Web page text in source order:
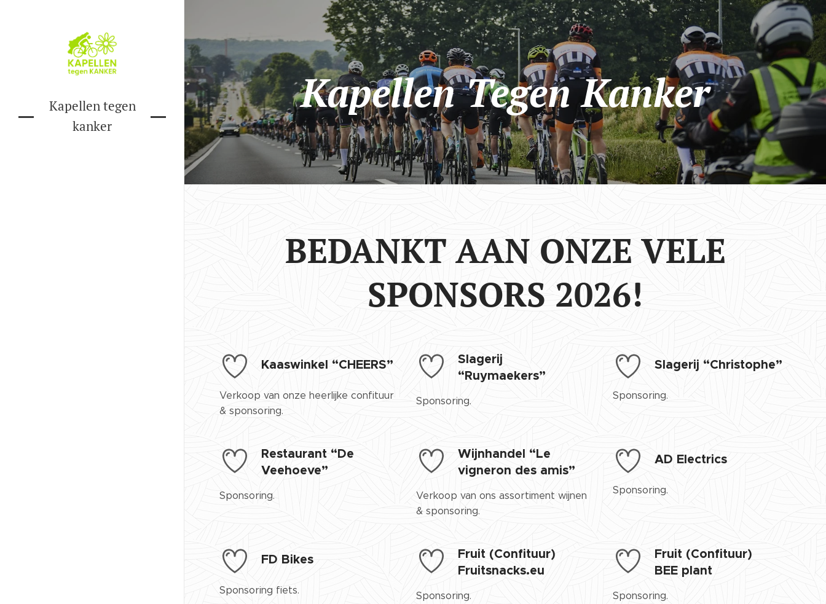
Kapellen tegen
kanker
Kapellen Tegen Kanker
BEDANKT AAN ONZE VELE
SPONSORS 2026!
Kaaswinkel “CHEERS”
Verkoop van onze heerlijke confituur
& sponsoring.
Slagerij
“Ruymaekers”
Sponsoring.
Slagerij “Christophe”
Sponsoring.
Restaurant “De
Veehoeve”
Sponsoring.
Wijnhandel “Le
vigneron des amis”
Verkoop van ons assortiment wijnen
& sponsoring.
AD Electrics
Sponsoring.
FD Bikes
Sponsoring fiets.
Fruit (Confituur)
Fruitsnacks.eu
Sponsoring.
Fruit (Confituur)
BEE plant
Sponsoring.